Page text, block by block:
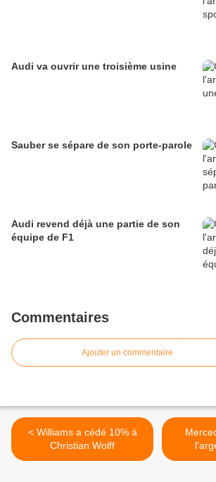
Audi va ouvrir une troisième usine
Sauber se sépare de son porte-parole
Audi revend déjà une partie de son
équipe de F1
Commentaires
Ajouter un commentaire
< Williams a cédé 10% à
Christian Wolff